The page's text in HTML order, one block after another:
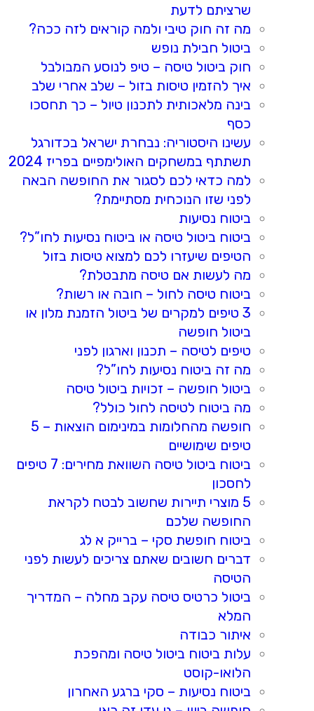
שרציתם לדעת
מה זה חוק טיבי ולמה קוראים לזה ככה?
ביטול חבילת נופש
חוק ביטול טיסה – טיפ לנוסע המבולבל
איך להזמין טיסות בזול – שלב אחרי שלב
בינה מלאכותית לתכנון טיול – כך תחסכו
כסף
עשינו היסטוריה: נבחרת ישראל בכדורגל
תשתתף במשחקים האולימפיים בפריז 2024
למה כדאי לכם לסגור את החופשה הבאה
לפני שזו הנוכחית מסתיימת?
ביטוח נסיעות
ביטוח ביטול טיסה או ביטוח נסיעות לחו”ל?
הטיפים שיעזרו לכם למצוא טיסות בזול
מה לעשות אם טיסה מתבטלת?
ביטוח טיסה לחול – חובה או רשות?
3 טיפים למקרים של ביטול הזמנת מלון או
ביטול חופשה
טיפים לטיסה – תכנון וארגון לפני
מה זה ביטוח נסיעות לחו”ל?
ביטול חופשה – זכויות ביטול טיסה
מה ביטוח לטיסה לחול כולל?
חופשה מהחלומות במינימום הוצאות – 5
טיפים שימושיים
ביטוח ביטול טיסה השוואת מחירים: 7 טיפים
לחסכון
5 מוצרי תיירות שחשוב לבטח לקראת
החופשה שלכם
ביטוח חופשת סקי – ברייק א לג
דברים חשובים שאתם צריכים לעשות לפני
הטיסה
ביטול כרטיס טיסה עקב מחלה – המדריך
המלא
איתור כבודה
עלות ביטוח ביטול טיסה ומהפכת
הלואו-קוסט
ביטוח נסיעות – סקי ברגע האחרון